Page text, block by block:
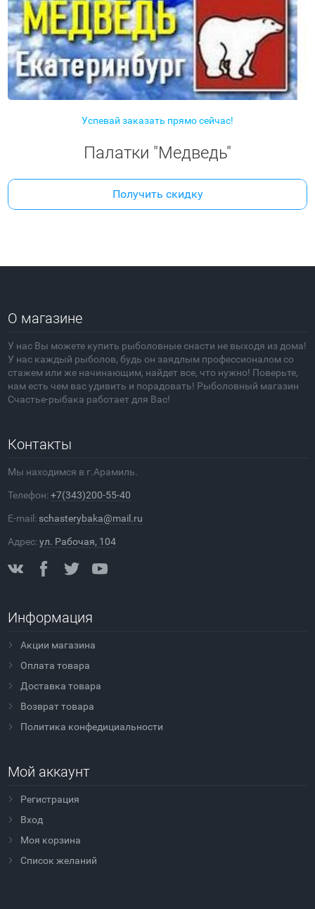
Успевай заказать прямо сейчас!
Палатки "Медведь"
Получить скидку
О магазине
У нас Вы можете купить рыболовные снасти не выходя из дома!
У нас каждый рыболов, будь он заядлым профессионалом со
стажем или же начинающим, найдет все, что нужно! Поверьте,
нам есть чем вас удивить и порадовать! Рыболовный магазин
Счастье-рыбака работает для Вас!
Контакты
Мы находимся в г.Арамиль.
Телефон:+7(343)200-55-40
E-mail: schasterybaka@mail.ru
Адрес:ул. Рабочая, 104
Информация
Акции магазина
Оплата товара
Доставка товара
Возврат товара
Политика конфедициальности
Мой аккаунт
Регистрация
Вход
Моя корзина
Cписок желаний